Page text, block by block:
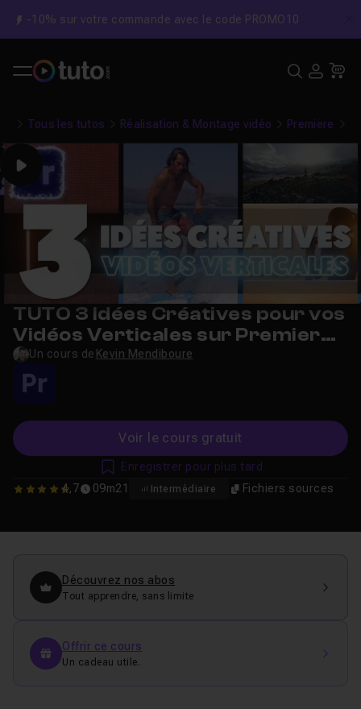
-10% sur votre commande avec le code PROMO10
Tous les tutos Réalisation & Montage vidéo Premiere
Play
TUTO 3 Idées Créatives pour vos
Vidéos Verticales sur Premiere
proUn cours de Kevin Mendiboure
Voir le cours gratuit
4.6666666666667
4,7 09m21 Intermédiaire Fichiers sources
Enregistrer pour plus tard
Découvrez nos abos
Tout apprendre, sans limite
Offrir ce cours
Un cadeau utile.